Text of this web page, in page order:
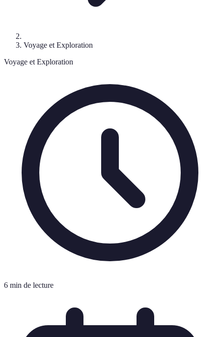
Voyage et Exploration
Voyage et Exploration
6 min de lecture